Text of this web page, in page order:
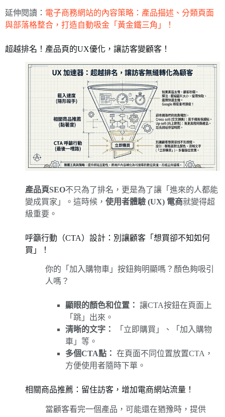
延伸閱讀： 電子商務網站的內容策略：產品描述、分類頁面
與部落格整合，打造自動吸金「黃金鐵三角」！
超越排名！產品頁的UX優化，讓訪客變顧客！
產品頁SEO不只為了排名，更是為了讓「進來的人都能
變成買家」。這時候， 使用者體驗 (UX) 電商就變得超
級重要。
呼籲行動（CTA）設計：別讓顧客「想買卻不知如何
買」！
你的「加入購物車」按鈕夠明顯嗎？顏色夠吸引
人嗎？
顯眼的顏色和位置： 讓CTA按鈕在頁面上
「跳」出來。
清晰的文字：
「立即購買」、「加入購物
車」等。
多個CTA點： 在頁面不同位置放置CTA，
方便使用者隨時下單。
相關商品推薦：留住訪客，增加電商網站流量！
當顧客看完一個產品，可能還在猶豫時，提供